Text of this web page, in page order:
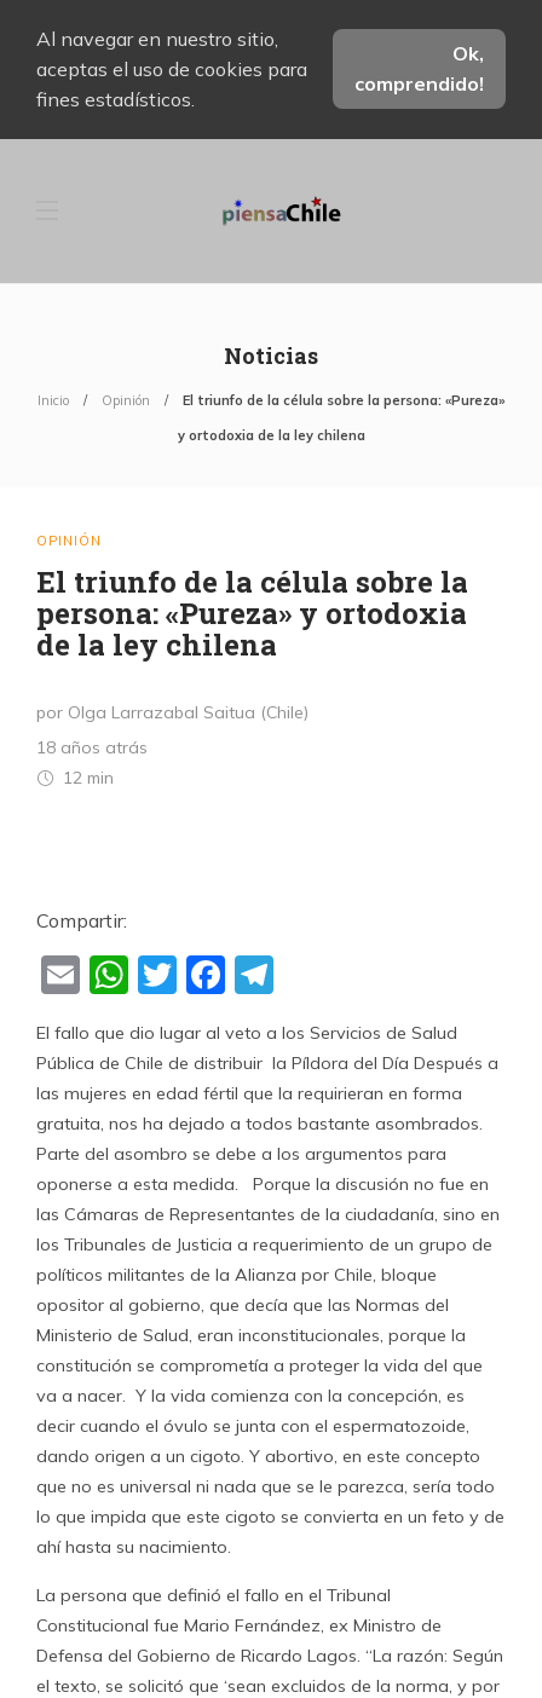
Al navegar en nuestro sitio,
aceptas el uso de cookies para
fines estadísticos.
Ok,
comprendido!
Noticias
Inicio Opinión El triunfo de la célula sobre la persona: «Pureza»
y ortodoxia de la ley chilena
OPINIÓN
El triunfo de la célula sobre la
persona: «Pureza» y ortodoxia
de la ley chilena
por Olga Larrazabal Saitua (Chile)
18 años atrás
12 min
Compartir:
EmailWhatsApp
TwitterFacebook
El fallo que dio lugar al veto a los Servicios de Salud
Pública de Chile de distribuir la Píldora del Día Después a
las mujeres en edad fértil que la requirieran en forma
gratuita, nos ha dejado a todos bastante asombrados.
Parte del asombro se debe a los argumentos para
oponerse a esta medida. Porque la discusión no fue en
las Cámaras de Representantes de la ciudadanía, sino en
los Tribunales de Justicia a requerimiento de un grupo de
políticos militantes de la Alianza por Chile, bloque
opositor al gobierno, que decía que las Normas del
Ministerio de Salud, eran inconstitucionales, porque la
constitución se comprometía a proteger la vida del que
va a nacer. Y la vida comienza con la concepción, es
decir cuando el óvulo se junta con el espermatozoide,
dando origen a un cigoto. Y abortivo, en este concepto
que no es universal ni nada que se le parezca, sería todo
lo que impida que este cigoto se convierta en un feto y de
ahí hasta su nacimiento.
La persona que definió el fallo en el Tribunal
Constitucional fue Mario Fernández, ex Ministro de
Defensa del Gobierno de Ricardo Lagos. “La razón: Según
el texto, se solicitó que ‘sean excluidos de la norma, y por